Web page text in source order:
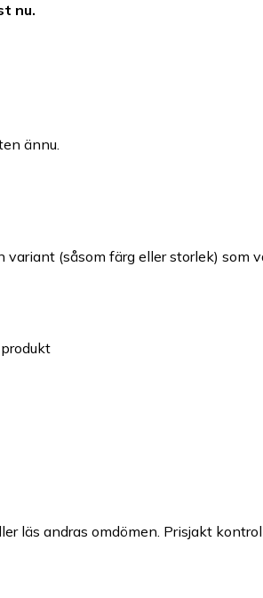
nu.
ännu.
variant (såsom färg eller storlek)
läs andras omdömen. Prisjakt